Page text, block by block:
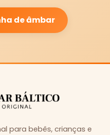
de âmbar
para bebês, crianças e